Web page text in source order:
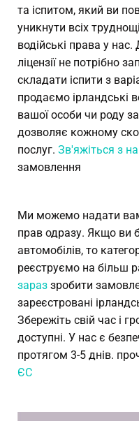
та іспитом, який ви
уникнути всіх
водійські права у
ліцензії не потрібно
складати іспити з
продаємо ірландські
вашої особи чи роду
дозволяє кожному
послуг. Зв'яжіться з
замовлення
Ми можемо надати вам
прав одразу. Якщо ви
автомобілів, то
реєструємо на більш
зараз зробити
зареєстровані
Збережіть свій час і
доступні. У нас є
протягом 3-5 днів.
ЄС